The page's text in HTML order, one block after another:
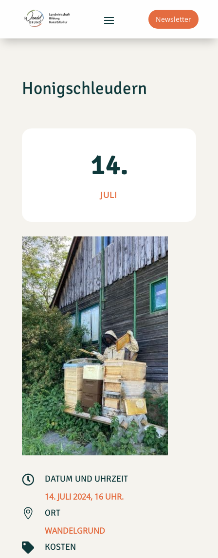
Newsletter
Honigschleudern
14.
JULI

DATUM UND UHRZEIT
14. JULI 2024, 16 UHR.

ORT
WANDELGRUND

KOSTEN